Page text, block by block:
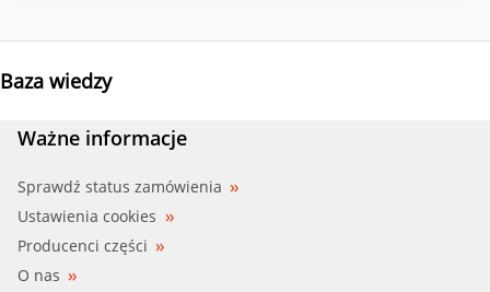
Baza wiedzy
Ważne informacje
Sprawdź status zamówienia
Ustawienia cookies
Producenci części
O nas